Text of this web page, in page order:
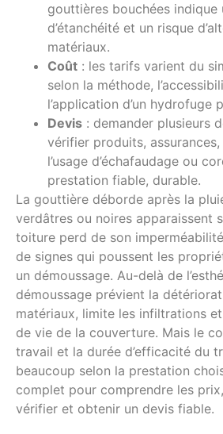
gouttières bouchées indique
d’étanchéité et un risque
matériaux.
Coût : les tarifs varient du
selon la méthode,
l’application d’un hydrofuge
Devis : demander plusieurs
vérifier produits,
l’usage d’échafaudage ou
prestation fiable, durable.
La gouttière déborde après la
verdâtres ou noires apparaissent
toiture perd de son
de signes qui poussent les
un démoussage. Au-delà de
démoussage prévient la
matériaux, limite les infiltrations
de vie de la couverture. Mais le
travail et la durée d’efficacité du
beaucoup selon la prestation
complet pour comprendre les
vérifier et obtenir un devis fiable.